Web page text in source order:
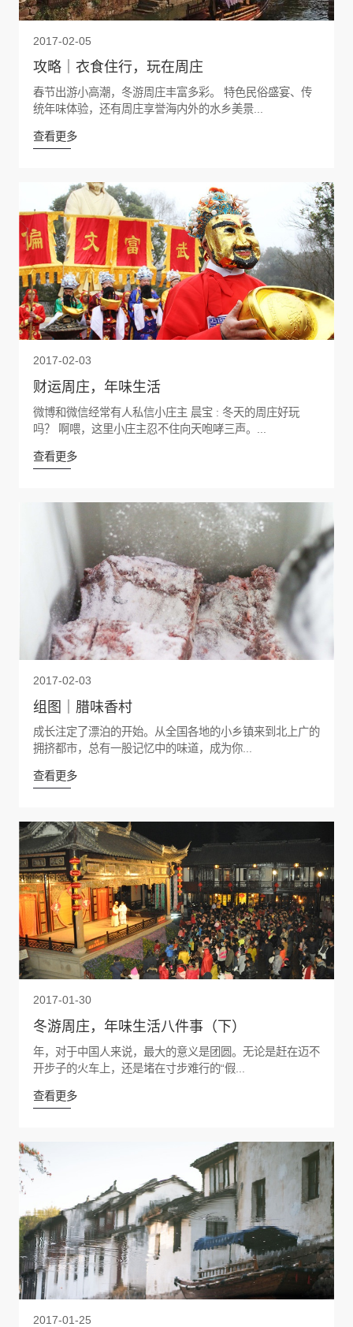
2017-02-05
攻略｜衣食住行，玩在周庄
春节出游小高潮，冬游周庄丰富多彩。 特色民俗盛宴、传
统年味体验，还有周庄享誉海内外的水乡美景...
查看更多
2017-02-03
财运周庄，年味生活
微博和微信经常有人私信小庄主 晨宝 : 冬天的周庄好玩
吗？ 啊喂，这里小庄主忍不住向天咆哮三声。...
查看更多
2017-02-03
组图｜腊味香村
成长注定了漂泊的开始。从全国各地的小乡镇来到北上广的
拥挤都市，总有一股记忆中的味道，成为你...
查看更多
2017-01-30
冬游周庄，年味生活八件事（下）
年，对于中国人来说，最大的意义是团圆。无论是赶在迈不
开步子的火车上，还是堵在寸步难行的“假...
查看更多
2017-01-25